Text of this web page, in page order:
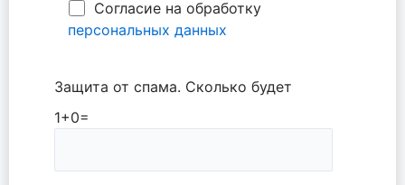
Согласие на обработку
персональных данных
Защита от спама. Сколько будет
1+0=